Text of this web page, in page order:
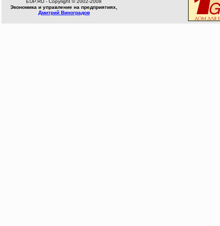
EUP.RU - Copyright © 2002-2008
Экономика и управление на предприятиях,
Дмитрий Виноградов